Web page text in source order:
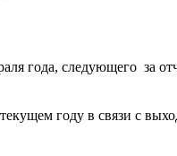
года, следующего за
году в связи с